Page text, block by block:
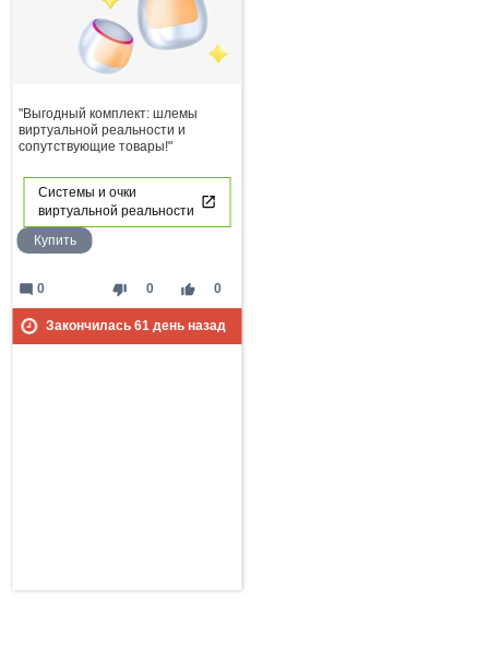
"Выгодный комплект: шлемы
виртуальной реальности и
сопутствующие товары!"
Системы и очки
виртуальной реальности
Купить
thumb_down 0 thumb_up 0
mode_comment 0
Закончилась 61день назад